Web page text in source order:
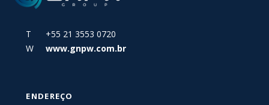
T +55 21 3553 0720
W
www.gnpw.com.br
ENDEREÇO